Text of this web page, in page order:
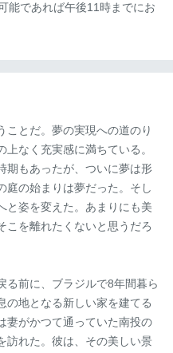
能であれば午後11時までにお
ことだ。夢の実現への道のり
なく充実感に満ちている。
期もあったが、ついに夢は形
の始まりは夢だった。そし
と姿を変えた。あまりにも美
こを離れたくないと思うだろ
る前に、ブラジルで8年間暮ら
の地となる新しい家を建てる
妻がかつて通っていた南投の
訪れた。彼は、その美しい景